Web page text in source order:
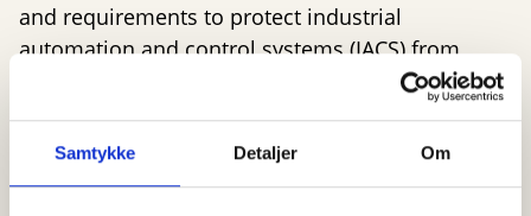
Samtykke Detaljer Om
and requirements to protect industrial
automation and control systems (IACS) from
cyber threats. The standard covers everything
from system architecture and risk assessment to
secure development and operations, making it